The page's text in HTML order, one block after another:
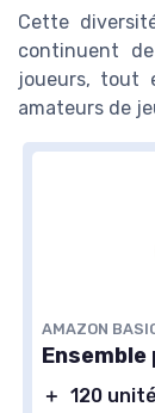
Cette
continuent
joueurs, tout
amateurs de
AMAZON
＋ 120